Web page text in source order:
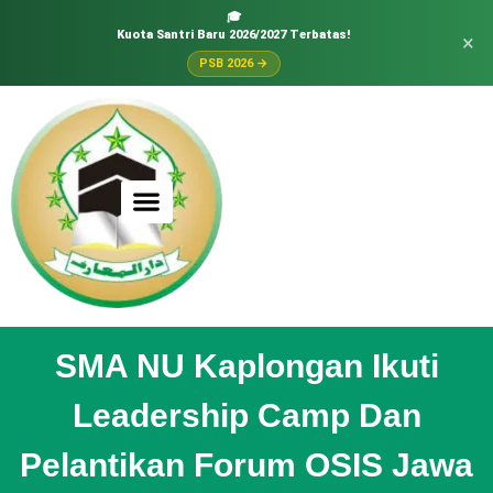
🎓
Kuota Santri Baru 2026/2027 Terbatas!
PSB 2026 →
×
SMA NU Kaplongan Ikuti
Leadership Camp Dan
Pelantikan Forum OSIS Jawa